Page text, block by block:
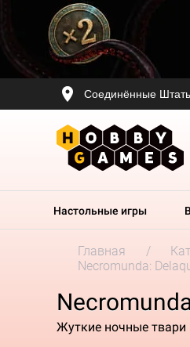
Соединённые
Настольные игры
Главная
Necromunda:
Жуткие ночные твари